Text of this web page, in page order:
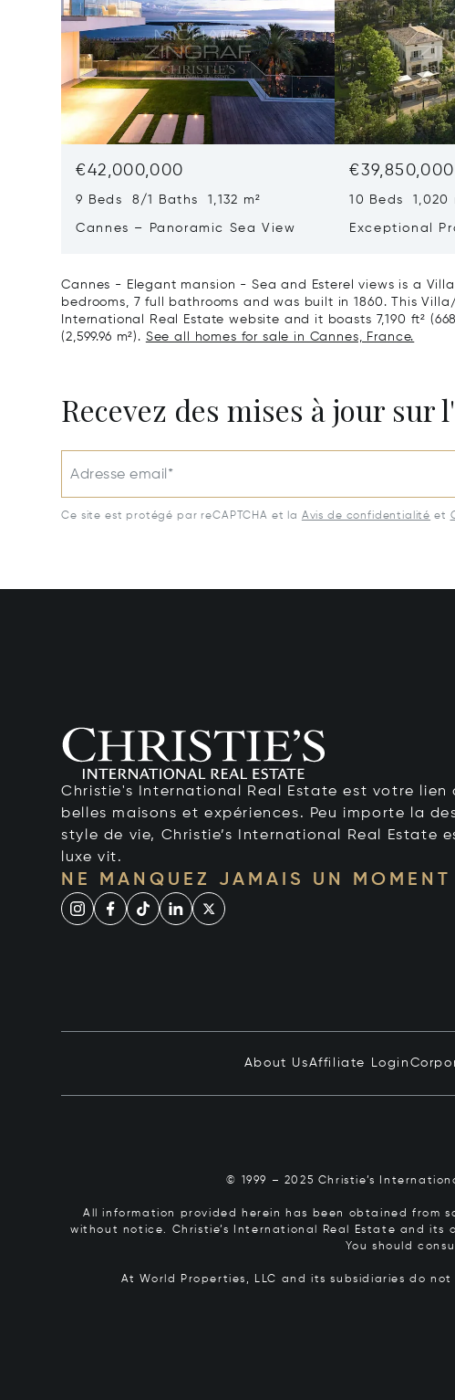
€42,000,000
9 Beds 8/1 Baths 1,132 m²
Cannes – Panoramic Sea View
€39,850,000
10 Beds 1,020
Exceptional
Cannes - Elegant mansion - Sea and Esterel views is a
bedrooms, 7 full bathrooms and was built in 1860. This
International Real Estate website and it boasts 7,190 ft²
(2,599.96 m²). See all homes for sale in Cannes, France.
Recevez des mises à jour
Adresse email*
Ce site est protégé par reCAPTCHA et la Avis de confidentialité et
Christie's International Real Estate est votre lien
belles maisons et expériences. Peu importe la
style de vie, Christie’s International Real Estate
luxe vit.
NE MANQUEZ JAMAIS UN MOMENT
About UsAffiliate Login
© 1999 – 2025 Christie’s
All information provided herein has been obtained from
without notice. Christie’s International Real Estate and
You should
At World Properties, LLC and its subsidiaries do